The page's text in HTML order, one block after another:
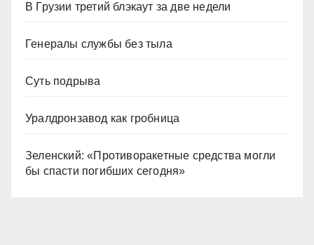
В Грузии третий блэкаут за две недели
Генералы службы без тыла
Суть подрыва
Уралдронзавод как гробница
Зеленский: «Противоракетные средства могли
бы спасти погибших сегодня»